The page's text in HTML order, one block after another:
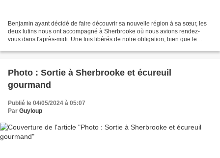
Benjamin ayant décidé de faire découvrir sa nouvelle région à sa sœur, les
deux lutins nous ont accompagné à Sherbrooke où nous avions rendez-
vous dans l'après-midi. Une fois libérés de notre obligation, bien que le
Photo : Sortie à Sherbrooke et écureuil
gourmand
Publié le 04/05/2024 à 05:07
Par Guyloup